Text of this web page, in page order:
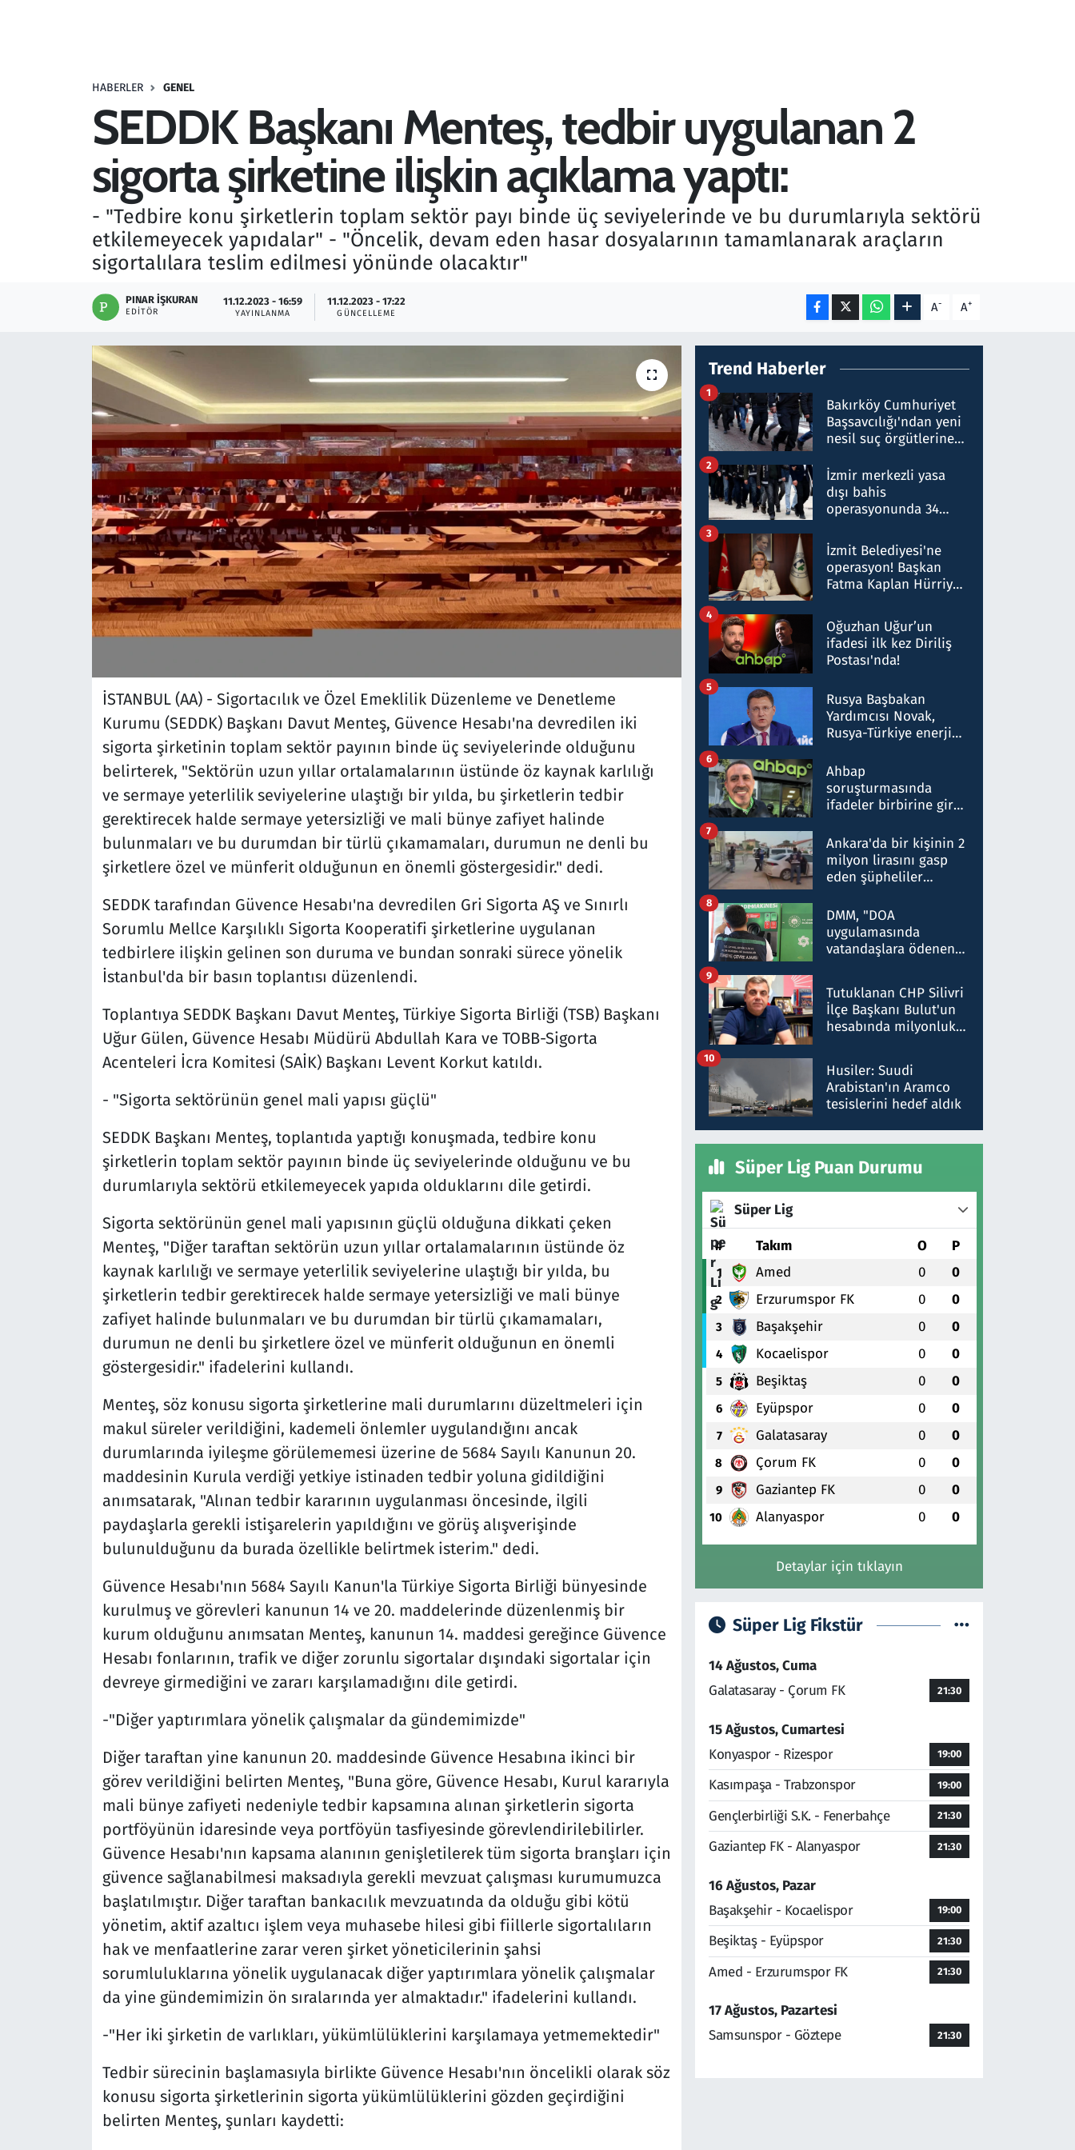
HABERLER GENEL
SEDDK Başkanı Menteş, tedbir uygulanan 2
sigorta şirketine ilişkin açıklama yaptı:
- "Tedbire konu şirketlerin toplam sektör payı binde üç seviyelerinde ve bu durumlarıyla sektörü
etkilemeyecek yapıdalar" - "Öncelik, devam eden hasar dosyalarının tamamlanarak araçların
sigortalılara teslim edilmesi yönünde olacaktır"
PINAR İŞKURAN
EDITÖR
11.12.2023 - 16:59
YAYINLANMA
11.12.2023 - 17:22
GÜNCELLEME A- A+
İSTANBUL (AA) - Sigortacılık ve Özel Emeklilik Düzenleme ve Denetleme
Kurumu (SEDDK) Başkanı Davut Menteş, Güvence Hesabı'na devredilen iki
sigorta şirketinin toplam sektör payının binde üç seviyelerinde olduğunu
belirterek, "Sektörün uzun yıllar ortalamalarının üstünde öz kaynak karlılığı
ve sermaye yeterlilik seviyelerine ulaştığı bir yılda, bu şirketlerin tedbir
gerektirecek halde sermaye yetersizliği ve mali bünye zafiyet halinde
bulunmaları ve bu durumdan bir türlü çıkamamaları, durumun ne denli bu
şirketlere özel ve münferit olduğunun en önemli göstergesidir." dedi.
SEDDK tarafından Güvence Hesabı'na devredilen Gri Sigorta AŞ ve Sınırlı
Sorumlu Mellce Karşılıklı Sigorta Kooperatifi şirketlerine uygulanan
tedbirlere ilişkin gelinen son duruma ve bundan sonraki sürece yönelik
İstanbul'da bir basın toplantısı düzenlendi.
Toplantıya SEDDK Başkanı Davut Menteş, Türkiye Sigorta Birliği (TSB) Başkanı
Uğur Gülen, Güvence Hesabı Müdürü Abdullah Kara ve TOBB-Sigorta
Acenteleri İcra Komitesi (SAİK) Başkanı Levent Korkut katıldı.
- "Sigorta sektörünün genel mali yapısı güçlü"
SEDDK Başkanı Menteş, toplantıda yaptığı konuşmada, tedbire konu
şirketlerin toplam sektör payının binde üç seviyelerinde olduğunu ve bu
durumlarıyla sektörü etkilemeyecek yapıda olduklarını dile getirdi.
Sigorta sektörünün genel mali yapısının güçlü olduğuna dikkati çeken
Menteş, "Diğer taraftan sektörün uzun yıllar ortalamalarının üstünde öz
kaynak karlılığı ve sermaye yeterlilik seviyelerine ulaştığı bir yılda, bu
şirketlerin tedbir gerektirecek halde sermaye yetersizliği ve mali bünye
zafiyet halinde bulunmaları ve bu durumdan bir türlü çıkamamaları,
durumun ne denli bu şirketlere özel ve münferit olduğunun en önemli
göstergesidir." ifadelerini kullandı.
Menteş, söz konusu sigorta şirketlerine mali durumlarını düzeltmeleri için
makul süreler verildiğini, kademeli önlemler uygulandığını ancak
durumlarında iyileşme görülememesi üzerine de 5684 Sayılı Kanunun 20.
maddesinin Kurula verdiği yetkiye istinaden tedbir yoluna gidildiğini
anımsatarak, "Alınan tedbir kararının uygulanması öncesinde, ilgili
paydaşlarla gerekli istişarelerin yapıldığını ve görüş alışverişinde
bulunulduğunu da burada özellikle belirtmek isterim." dedi.
Güvence Hesabı'nın 5684 Sayılı Kanun'la Türkiye Sigorta Birliği bünyesinde
kurulmuş ve görevleri kanunun 14 ve 20. maddelerinde düzenlenmiş bir
kurum olduğunu anımsatan Menteş, kanunun 14. maddesi gereğince Güvence
Hesabı fonlarının, trafik ve diğer zorunlu sigortalar dışındaki sigortalar için
devreye girmediğini ve zararı karşılamadığını dile getirdi.
-"Diğer yaptırımlara yönelik çalışmalar da gündemimizde"
Diğer taraftan yine kanunun 20. maddesinde Güvence Hesabına ikinci bir
görev verildiğini belirten Menteş, "Buna göre, Güvence Hesabı, Kurul kararıyla
mali bünye zafiyeti nedeniyle tedbir kapsamına alınan şirketlerin sigorta
portföyünün idaresinde veya portföyün tasfiyesinde görevlendirilebilirler.
Güvence Hesabı'nın kapsama alanının genişletilerek tüm sigorta branşları için
güvence sağlanabilmesi maksadıyla gerekli mevzuat çalışması kurumumuzca
başlatılmıştır. Diğer taraftan bankacılık mevzuatında da olduğu gibi kötü
yönetim, aktif azaltıcı işlem veya muhasebe hilesi gibi fiillerle sigortalıların
hak ve menfaatlerine zarar veren şirket yöneticilerinin şahsi
sorumluluklarına yönelik uygulanacak diğer yaptırımlara yönelik çalışmalar
da yine gündemimizin ön sıralarında yer almaktadır." ifadelerini kullandı.
-"Her iki şirketin de varlıkları, yükümlülüklerini karşılamaya yetmemektedir"
Tedbir sürecinin başlamasıyla birlikte Güvence Hesabı'nın öncelikli olarak söz
konusu sigorta şirketlerinin sigorta yükümlülüklerini gözden geçirdiğini
belirten Menteş, şunları kaydetti:
Trend Haberler
Bakırköy Cumhuriyet
Başsavcılığı'ndan yeni
nesil suç örgütlerine
hakkında gözaltı kararı
1
İzmir merkezli yasa
dışı bahis
operasyonunda 34
Milyar liralık para
trafiği tespit edildi
2
İzmit Belediyesi'ne
operasyon! Başkan
Fatma Kaplan Hürriyet
3
Oğuzhan Uğur’un
ifadesi ilk kez Diriliş
Postası'nda!
4
Rusya Başbakan
Yardımcısı Novak,
Rusya-Türkiye enerji
nitelikte olduğunu
belirtti
5
Ahbap
soruşturmasında
ifadeler birbirine girdi:
ifadelerinden ortaya
çıkan tablo şok etti
6
Ankara'da bir kişinin 2
milyon lirasını gasp
eden şüpheliler
7
DMM, "DOA
uygulamasında
vatandaşlara ödenen
düşürüldüğü" iddiasını
yalanladı
8
Tutuklanan CHP Silivri
İlçe Başkanı Bulut'un
hesabında milyonluk
talimat verdi, ben
gönderdim
9
Husiler: Suudi
Arabistan'ın Aramco
tesislerini hedef aldık
10
Süper Lig Puan Durumu
Süper Lig
# Takım O P
1 Amed 0 0
2 Erzurumspor FK 0 0
3 Başakşehir 0 0
4 Kocaelispor 0 0
5 Beşiktaş 0 0
6 Eyüpspor 0 0
7 Galatasaray 0 0
8 Çorum FK 0 0
9 Gaziantep FK 0 0
10 Alanyaspor 0 0
Detaylar için tıklayın
Süper Lig Fikstür
14 Ağustos, Cuma
Galatasaray - Çorum FK
21:30
15 Ağustos, Cumartesi
Konyaspor - Rizespor
19:00
Kasımpaşa - Trabzonspor 19:00
Gençlerbirliği S.K. - Fenerbahçe 21:30
Gaziantep FK - Alanyaspor 21:30
16 Ağustos, Pazar
Başakşehir - Kocaelispor
19:00
Beşiktaş - Eyüpspor 21:30
Amed - Erzurumspor FK 21:30
17 Ağustos, Pazartesi
Samsunspor - Göztepe
21:30
Savunma Sanayi
Televizyon